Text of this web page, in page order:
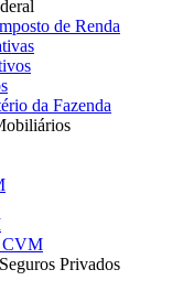
de Renda
da Fazenda
CVM
Privados